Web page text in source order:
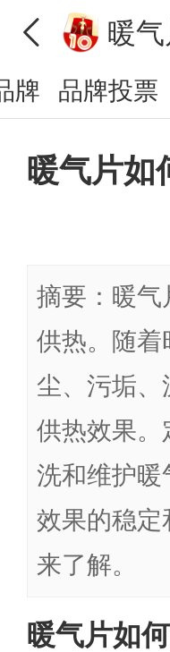
暖
牌 品牌投票
暖气片如
摘要：暖气
供热。随着
尘、污垢、
供热效果。
洗和维护暖
效果的稳定
来了解。
暖气片如